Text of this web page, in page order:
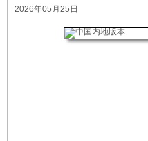
2026年05月25日